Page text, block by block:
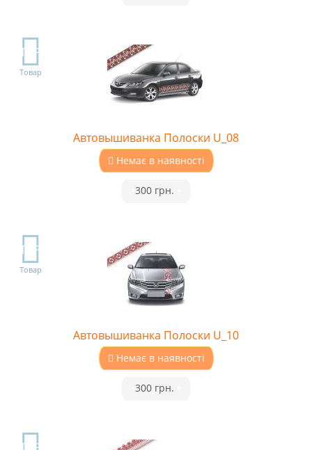
TOP
Товар
Автовышиванка Полоски U_08
Немає в наявності
300 грн.
TOP
Товар
Автовышиванка Полоски U_10
Немає в наявності
300 грн.